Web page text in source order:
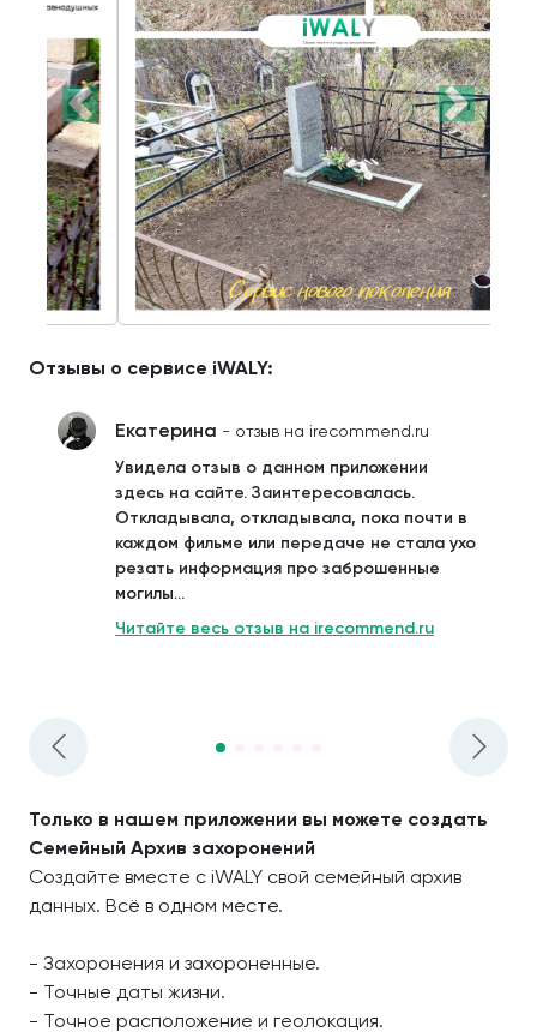
Отзывы о сервисе iWALY:
Екатерина - отзыв на irecommend.ru
Увидела отзыв о данном приложении
здесь на сайте. Заинтересовалась.
Откладывала, откладывала, пока почти в
каждом фильме или передаче не стала ухо
резать информация про заброшенные
могилы...
Читайте весь отзыв на irecommend.ru
Только в нашем приложении вы можете создать
Семейный Архив захоронений
Создайте вместе с iWALY свой семейный архив
данных. Всё в одном месте.
- Захоронения и захороненные.
- Точные даты жизни.
- Точное расположение и геолокация.